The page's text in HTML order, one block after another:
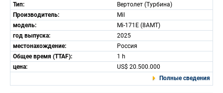
Тип:
Вертолет (Турбина)
Производитель:
Mil
модель:
Mi-171E (8AMT)
год выпуска:
2025
местонахождение:
Россия
Общее время (TTAF):
1 h
цена:
US$ 20.500.000
Полные сведения